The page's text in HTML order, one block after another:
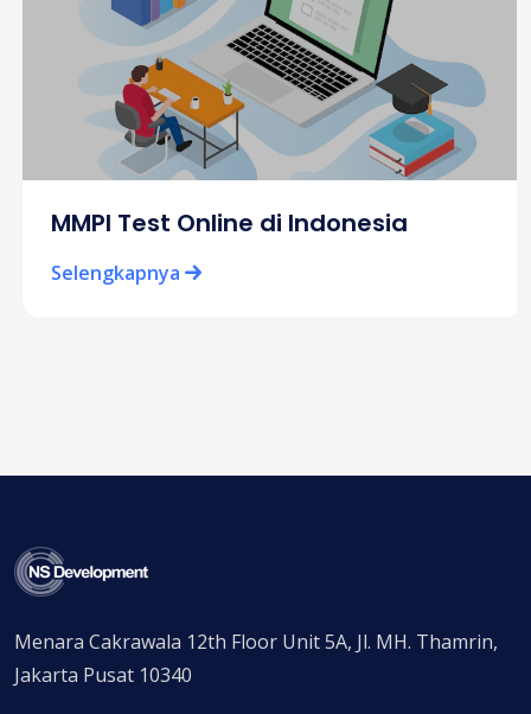
MMPI Test Online di Indonesia
Selengkapnya
Menara Cakrawala 12th Floor Unit 5A, Jl. MH. Thamrin,
Jakarta Pusat 10340